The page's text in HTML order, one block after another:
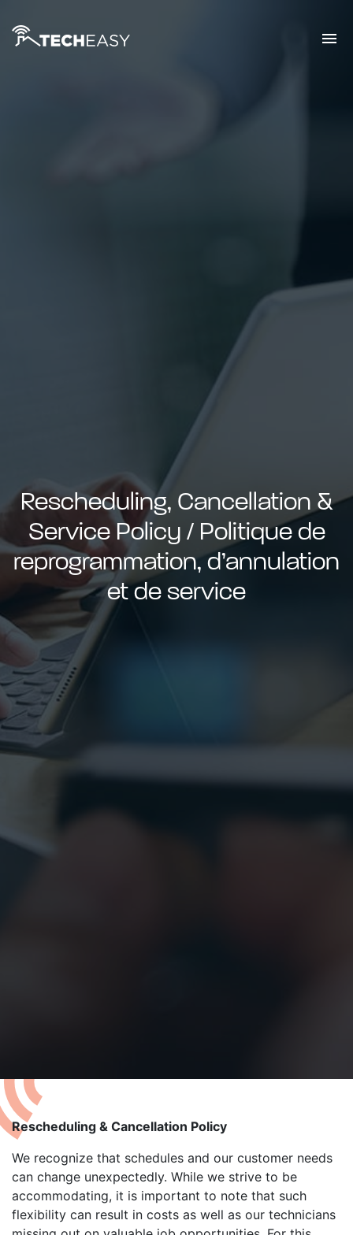
use up and down arrows to review and enter to go
Rescheduling, Cancellation &
Service Policy / Politique de
reprogrammation, d’annulation
et de service
Rescheduling & Cancellation Policy
We recognize that schedules and our customer needs
can change unexpectedly. While we strive to be
accommodating, it is important to note that such
flexibility can result in costs as well as our technicians